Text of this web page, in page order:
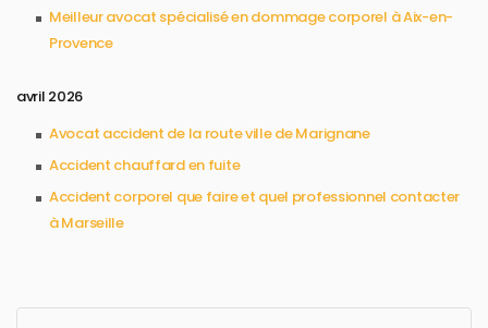
Meilleur avocat spécialisé en dommage corporel à Aix-en-
Provence
avril 2026
Avocat accident de la route ville de Marignane
Accident chauffard en fuite
Accident corporel que faire et quel professionnel contacter
à Marseille